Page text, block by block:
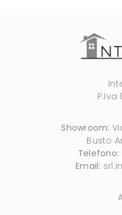
P.Iva
Showroom:
Busto
Telefono:
Email: